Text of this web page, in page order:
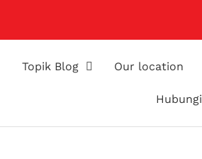
Topik Blog Our location